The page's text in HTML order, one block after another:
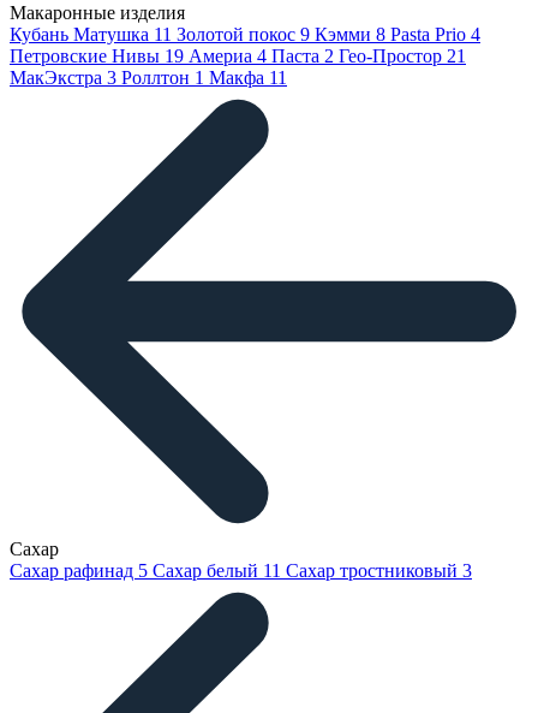
Макаронные изделия
Кубань Матушка 11 Золотой покос 9 Кэмми 8 Pasta Prio 4
Петровские Нивы 19 Америа 4 Паста 2 Гео-Простор 21
МакЭкстра 3 Роллтон 1 Макфа 11
Сахар
Сахар рафинад 5 Сахар белый 11 Сахар тростниковый 3